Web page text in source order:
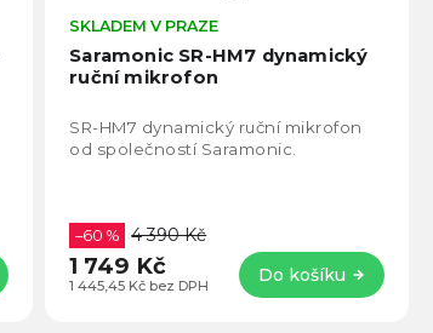
Průměrné
hodnocení
produktu
Saramonic SR-HM7 dynamický
ruční mikrofon
SKLADEM V PRAZE
1 445,45 Kč bez DPH
–60 % 4 390 Kč
1 749 Kč Do košíku
SR-HM7 dynamický ruční mikrofon
od společností Saramonic.